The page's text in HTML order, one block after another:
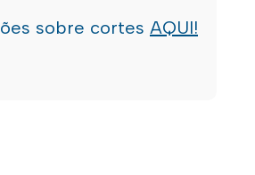
sobre cortes AQUI!